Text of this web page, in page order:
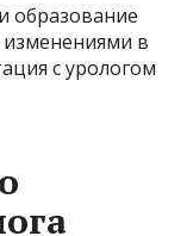
образование
в
с урологом